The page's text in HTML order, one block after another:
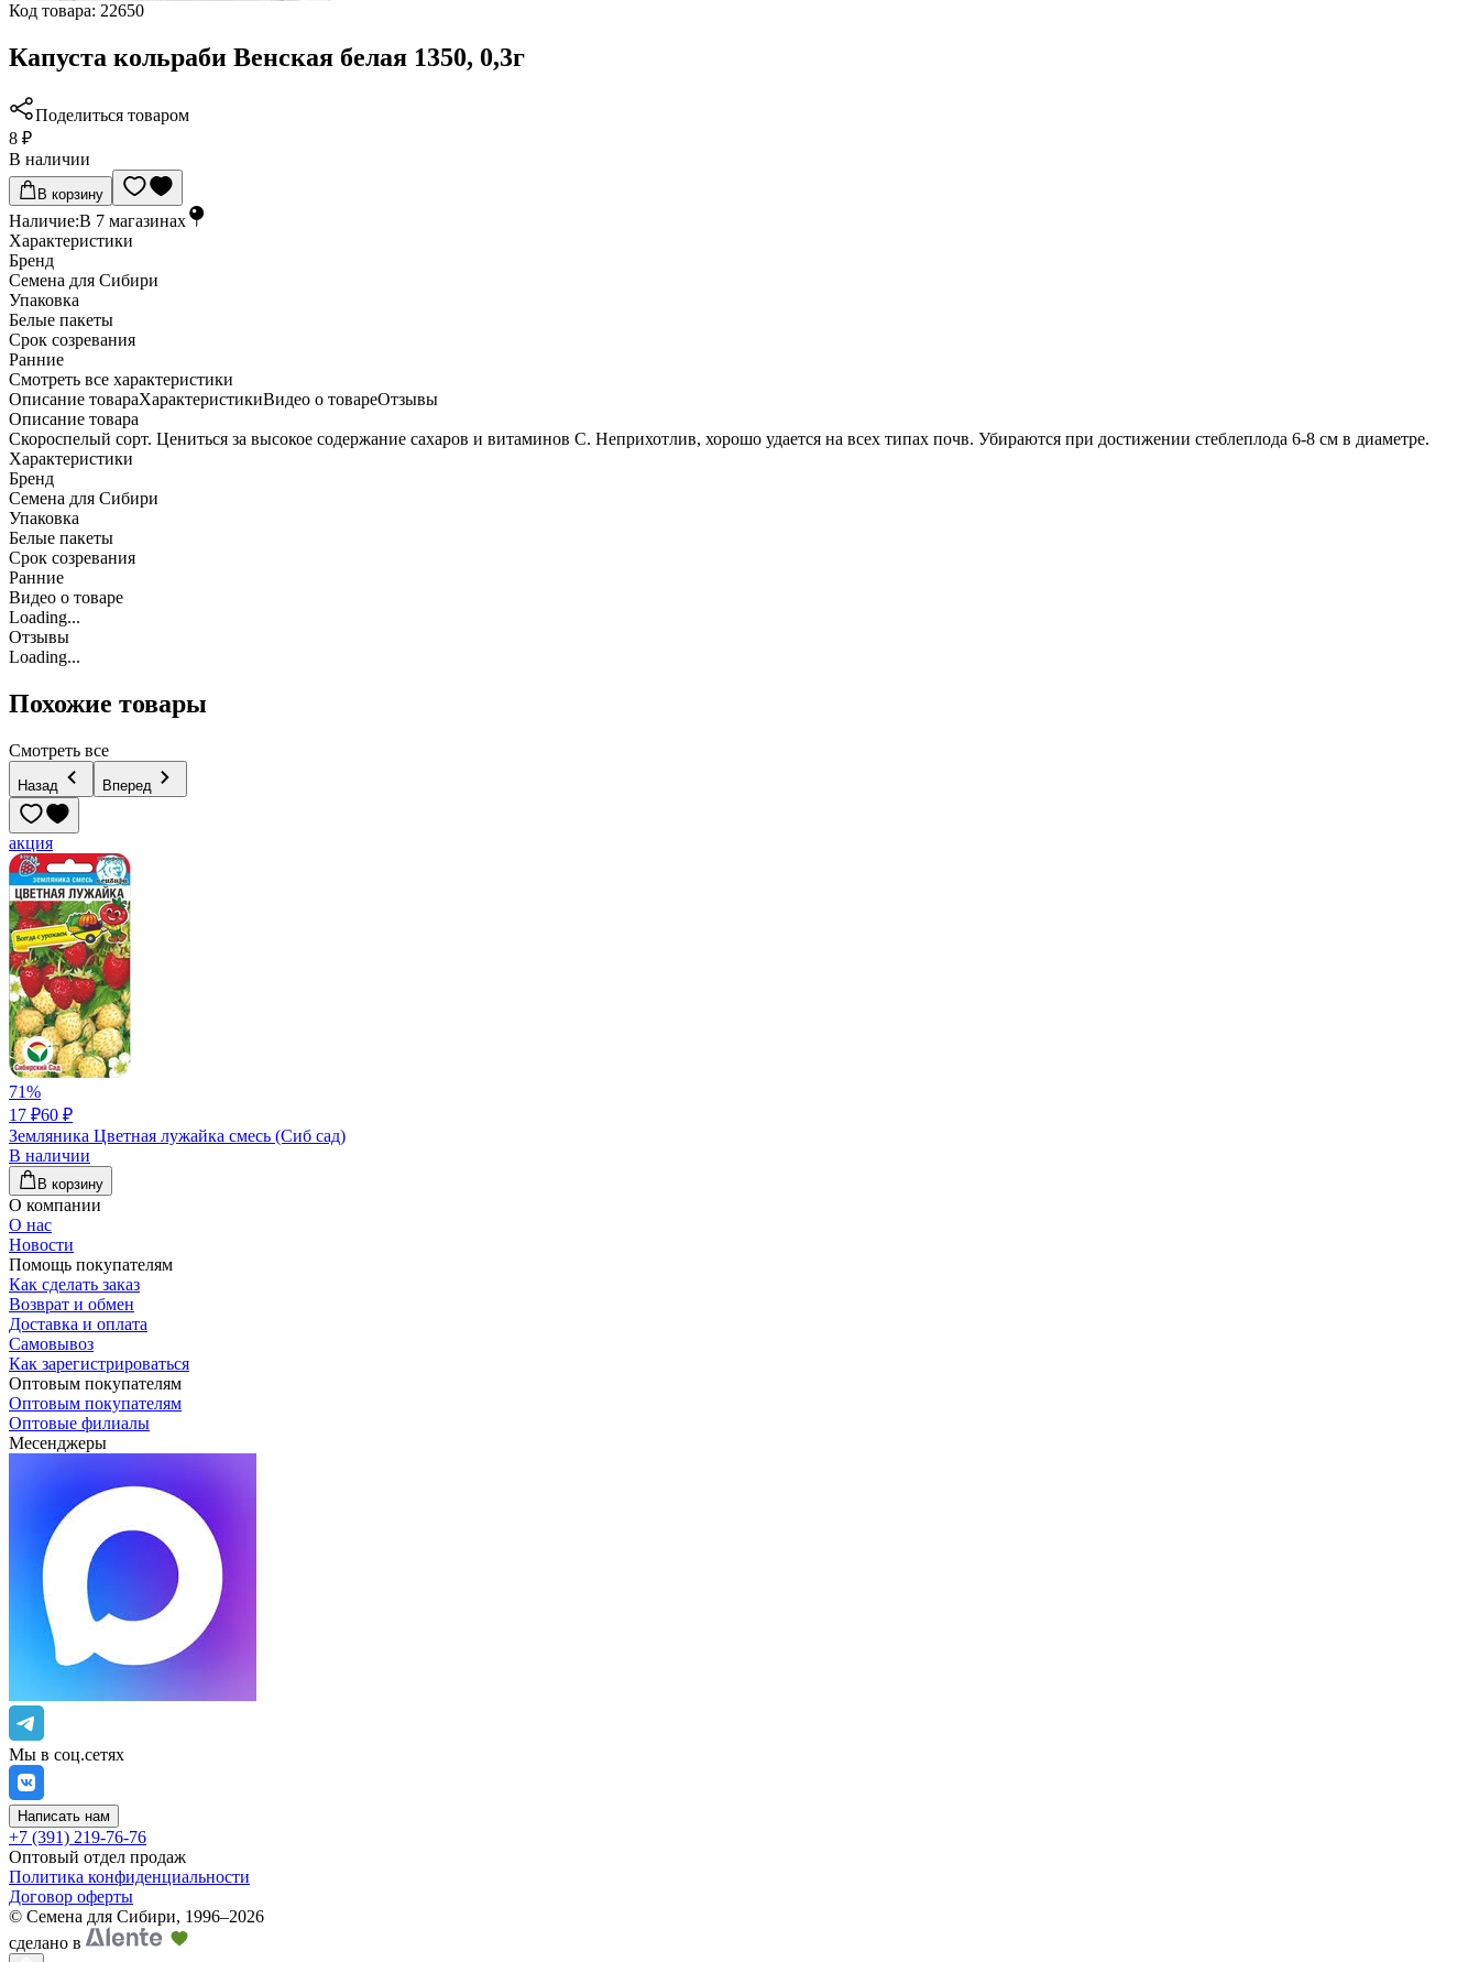
Код товара: 22650
Капуста кольраби Венская белая 1350, 0,3г
Поделиться товаром
8 ₽
В наличии
В корзину
Наличие:В 7 магазинах
Характеристики
Бренд
Семена для Сибири
Упаковка
Белые пакеты
Срок созревания
Ранние
Cмотреть все характеристики
Описание товараХарактеристикиВидео о товареОтзывы
Описание товара
Скороспелый сорт. Цениться за высокое содержание сахаров и витаминов С. Неприхотлив, хорошо удается на всех типах почв. Убираются при достижении стеблеплода 6-8 см в диаметре.
Характеристики
Бренд
Семена для Сибири
Упаковка
Белые пакеты
Срок созревания
Ранние
Видео о товаре
Loading...
Отзывы
Loading...
Похожие товары
Смотреть все
Назад Вперед
акция
71%
17 ₽60 ₽
Земляника Цветная лужайка смесь (Сиб сад)
В наличии
В корзину
О компании
О нас
Новости
Помощь покупателям
Как сделать заказ
Возврат и обмен
Доставка и оплата
Самовывоз
Как зарегистрироваться
Оптовым покупателям
Оптовым покупателям
Оптовые филиалы
Месенджеры
Мы в соц.сетях
Написать нам
+7 (391) 219-76-76
Оптовый отдел продаж
Политика конфиденциальности
Договор оферты
© Семена для Сибири, 1996–2026
сделано в